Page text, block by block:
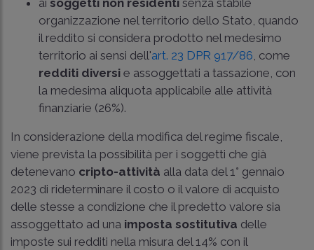
ai soggetti non residenti senza stabile
organizzazione nel territorio dello Stato, quando
il reddito si considera prodotto nel medesimo
territorio ai sensi dell'art. 23 DPR 917/86, come
redditi diversi e assoggettati a tassazione, con
la medesima aliquota applicabile alle attività
finanziarie (26%).
In considerazione della modifica del regime fiscale,
viene prevista la possibilità per i soggetti che già
detenevano cripto-attività alla data del 1° gennaio
2023 di rideterminare il costo o il valore di acquisto
delle stesse a condizione che il predetto valore sia
assoggettato ad una imposta sostitutiva delle
imposte sui redditi nella misura del 14% con il